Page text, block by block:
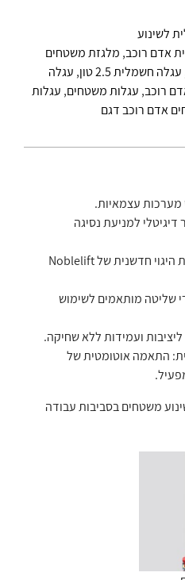
לשינוע
אדם רוכב, מלגזת משטחים
עגלה חשמלית 2.5 טון , עגלה
רוכב, עגלות משטחים, עגלות
אדם רוכב דגם
עצמאיות.
למניעת נסיגה
תמרון מתקדם: מערכת היגוי חדשנית של Noblelift
שליטה מותאמים לשימוש
ועמידות ללא שחיקה.
התאמה אוטומטית של
משטחים בסביבות עבודה